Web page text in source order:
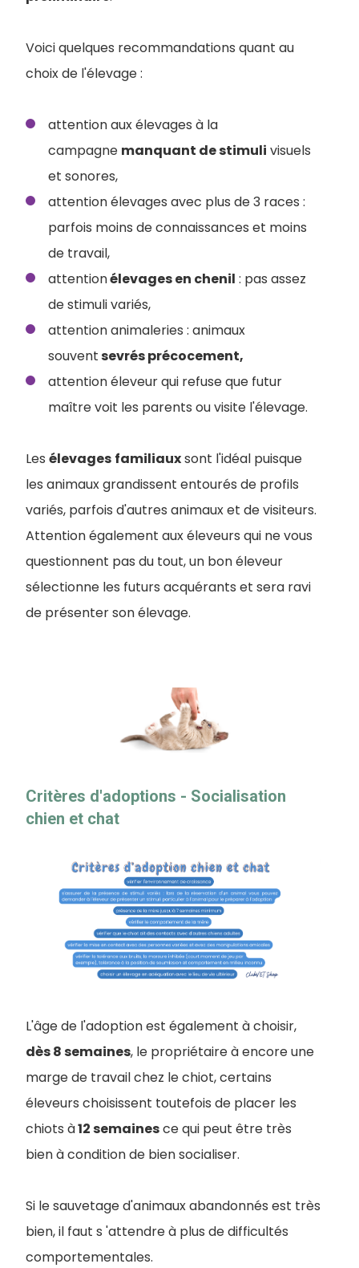
Voici quelques recommandations quant au
choix de l'élevage :
attention aux élevages à la
campagne manquant de stimuli visuels
et sonores,
attention élevages avec plus de 3 races :
parfois moins de connaissances et moins
de travail,
attentionélevages en chenil : pas assez
de stimuli variés,
attention animaleries : animaux
souventsevrés précocement,
attention éleveur qui refuse que futur
maître voit les parents ou visite l'élevage.
Les élevages familiauxsont l'idéal puisque
les animaux grandissent entourés de profils
variés, parfois d'autres animaux et de visiteurs.
Attention également aux éleveurs qui ne vous
questionnent pas du tout, un bon éleveur
sélectionne les futurs acquérants et sera ravi
de présenter son élevage.
Critères d'adoptions - Socialisation
chien et chat
L'âge de l'adoption est également à choisir,
dès 8 semaines, le propriétaire à encore une
marge de travail chez le chiot, certains
éleveurs choisissent toutefois de placer les
chiots à12 semainesce qui peut être très
bien à condition de bien socialiser.
Si le sauvetage d'animaux abandonnés est très
bien, il faut s 'attendre à plus de difficultés
comportementales.